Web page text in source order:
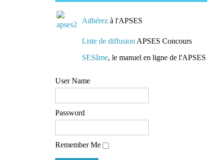
mises en oeuvre dans les
des conseils de lecture
diffusion
Adhérez à l'APSES
Liste de diffusion APSES Concours
SESâme, le manuel en ligne de l'APSES
User Name
Password
Remember Me